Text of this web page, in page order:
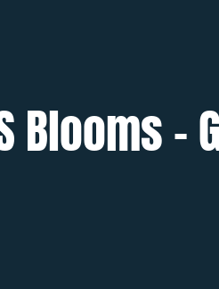
Blooms –